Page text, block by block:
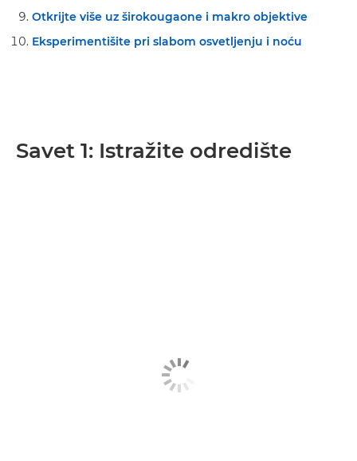
Otkrijte više uz širokougaone i makro objektive
Eksperimentišite pri slabom osvetljenju i noću
Savet 1: Istražite odredište